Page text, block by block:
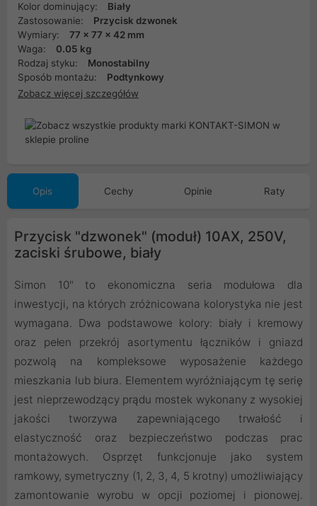
Kolor dominujący:
Biały
Zastosowanie:
Przycisk dzwonek
Wymiary:
77 x 77 x 42 mm
Waga:
0.05 kg
Rodzaj styku:
Monostabilny
Sposób montażu:
Podtynkowy
Zobacz więcej szczegółów
Opis Cechy Opinie Raty
Przycisk "dzwonek" (moduł) 10AX, 250V,
zaciski śrubowe, biały
Simon 10" to ekonomiczna seria modułowa dla
inwestycji, na których zróżnicowana kolorystyka nie jest
wymagana. Dwa podstawowe kolory: biały i kremowy
oraz pełen przekrój asortymentu łączników i gniazd
pozwolą na kompleksowe wyposażenie każdego
mieszkania lub biura. Elementem wyróżniającym tę serię
jest nieprzewodzący prądu mostek wykonany z wysokiej
jakości tworzywa zapewniającego trwałość i
elastyczność oraz bezpieczeństwo podczas prac
montażowych. Osprzęt funkcjonuje jako system
ramkowy, symetryczny (1, 2, 3, 4, 5 krotny) umożliwiający
zamontowanie wyrobu w opcji poziomej i pionowej.